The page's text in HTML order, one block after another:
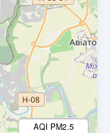
AQI PM2.5